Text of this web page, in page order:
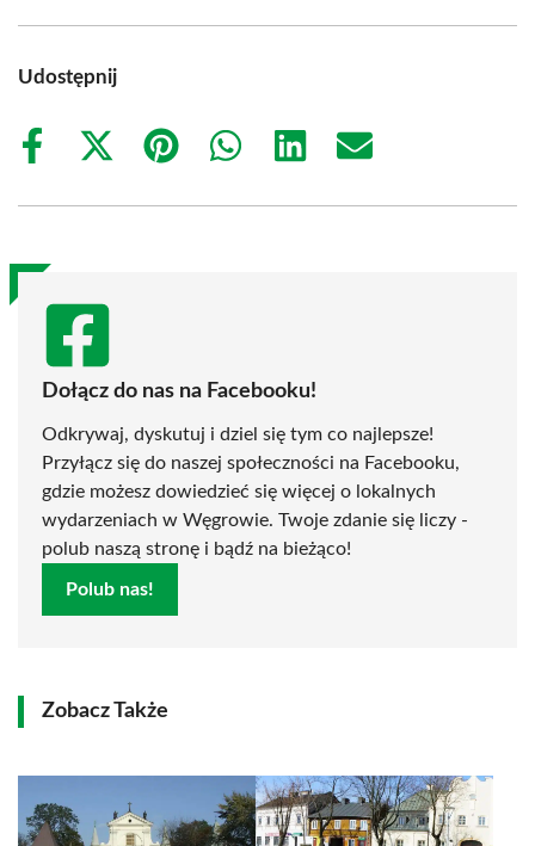
Udostępnij
Share
Share
(Twitter)
Share
Share
Share
Share
Dołącz do nas na Facebooku!
Odkrywaj, dyskutuj i dziel się tym co najlepsze!
Przyłącz się do naszej społeczności na Facebooku,
gdzie możesz dowiedzieć się więcej o lokalnych
wydarzeniach w Węgrowie. Twoje zdanie się liczy -
polub naszą stronę i bądź na bieżąco!
Polub nas!
Zobacz Także